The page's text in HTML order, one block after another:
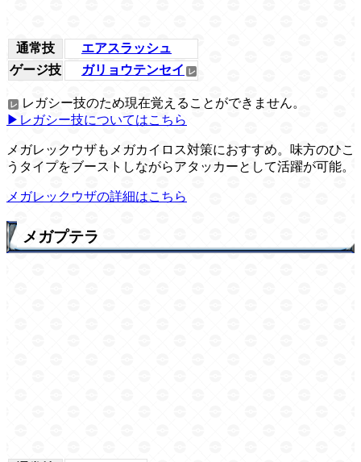
通常技
エアスラッシュ
ゲージ技
ガリョウテンセイ
レガシー技のため現在覚えることができません。
▶レガシー技についてはこちら
メガレックウザもメガカイロス対策におすすめ。味方のひこ
うタイプをブーストしながらアタッカーとして活躍が可能。
メガレックウザの詳細はこちら
メガプテラ